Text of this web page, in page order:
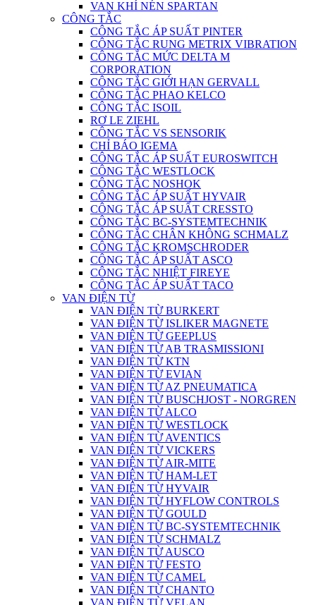
VAN KHÍ NÉN SPARTAN
CÔNG TẮC
CÔNG TẮC ÁP SUẤT PINTER
CÔNG TẮC RUNG METRIX VIBRATION
CÔNG TẮC MỨC DELTA M
CORPORATION
CÔNG TẮC GIỚI HẠN GERVALL
CÔNG TẮC PHAO KELCO
CÔNG TẮC ISOIL
RƠ LE ZIEHL
CÔNG TẮC VS SENSORIK
CHỈ BÁO IGEMA
CÔNG TẮC ÁP SUẤT EUROSWITCH
CÔNG TẮC WESTLOCK
CÔNG TẮC NOSHOK
CÔNG TẮC ÁP SUẤT HYVAIR
CÔNG TẮC ÁP SUẤT CRESSTO
CÔNG TẮC BC-SYSTEMTECHNIK
CÔNG TẮC CHÂN KHÔNG SCHMALZ
CÔNG TẮC KROMSCHRODER
CÔNG TẮC ÁP SUẤT ASCO
CÔNG TẮC NHIỆT FIREYE
CÔNG TẮC ÁP SUẤT TACO
VAN ĐIỆN TỪ
VAN ĐIỆN TỪ BURKERT
VAN ĐIỆN TỪ ISLIKER MAGNETE
VAN ĐIỆN TỪ GEEPLUS
VAN ĐIỆN TỪ AB TRASMISSIONI
VAN ĐIỆN TỪ KTN
VAN ĐIỆN TỪ EVIAN
VAN ĐIỆN TỪ AZ PNEUMATICA
VAN ĐIỆN TỪ BUSCHJOST - NORGREN
VAN ĐIỆN TỪ ALCO
VAN ĐIỆN TỪ WESTLOCK
VAN ĐIỆN TỪ AVENTICS
VAN ĐIỆN TỪ VICKERS
VAN ĐIỆN TỪ AIR-MITE
VAN ĐIỆN TỪ HAM-LET
VAN ĐIỆN TỪ HYVAIR
VAN ĐIỆN TỪ HYFLOW CONTROLS
VAN ĐIỆN TỪ GOULD
VAN ĐIỆN TỪ BC-SYSTEMTECHNIK
VAN ĐIỆN TỪ SCHMALZ
VAN ĐIỆN TỪ AUSCO
VAN ĐIỆN TỪ FESTO
VAN ĐIỆN TỪ CAMEL
VAN ĐIỆN TỪ CHANTO
VAN ĐIỆN TỪ VELAN